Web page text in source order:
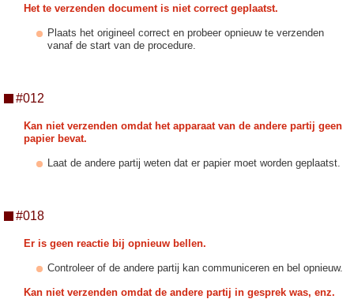
Het te verzenden document is niet correct geplaatst.
Plaats het origineel correct en probeer opnieuw te verzenden
vanaf de start van de procedure.
#012
Kan niet verzenden omdat het apparaat van de andere partij geen
papier bevat.
Laat de andere partij weten dat er papier moet worden geplaatst.
#018
Er is geen reactie bij opnieuw bellen.
Controleer of de andere partij kan communiceren en bel opnieuw.
Kan niet verzenden omdat de andere partij in gesprek was, enz.